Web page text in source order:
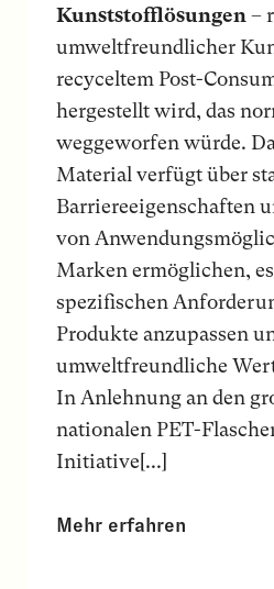
Kunststofflösungen –
umweltfreundlicher
recyceltem Post-
hergestellt wird, das
weggeworfen würde.
Material verfügt über
Barriereeigenschaften
von
Marken ermöglichen,
spezifischen
Produkte anzupassen
umweltfreundliche
In Anlehnung an den
nationalen PET-
Initiative[...]
Mehr erfahren